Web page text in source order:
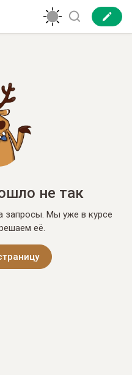
не так
запросы. Мы уже в курсе
её.